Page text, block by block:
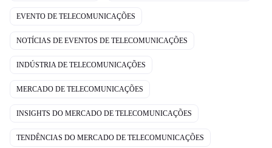
EVENTO DE TELECOMUNICAÇÕES
NOTÍCIAS DE EVENTOS DE TELECOMUNICAÇÕES
INDÚSTRIA DE TELECOMUNICAÇÕES
MERCADO DE TELECOMUNICAÇÕES
INSIGHTS DO MERCADO DE TELECOMUNICAÇÕES
TENDÊNCIAS DO MERCADO DE TELECOMUNICAÇÕES